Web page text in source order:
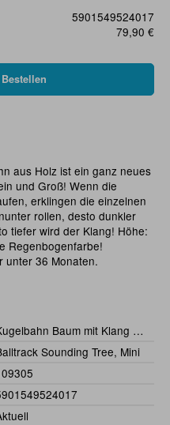
5901549524017
79,90 €
aus Holz ist ein ganz neues
und Groß! Wenn die
erklingen die einzelnen
rollen, desto dunkler
tiefer wird der Klang! Höhe:
Regenbogenfarbe!
unter 36 Monaten.
Kugelbahn Baum mit Klang mini
Sounding Tree, Mini